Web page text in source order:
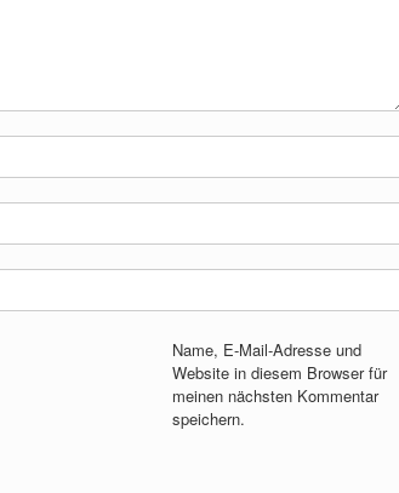
Name, E-Mail-Adresse und
Website in diesem Browser für
meinen nächsten Kommentar
speichern.